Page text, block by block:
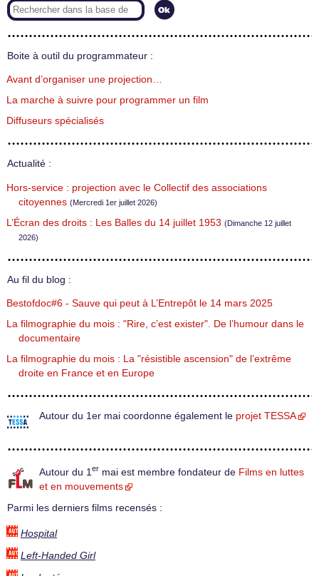
Boite à outil du programmateur :
Avant d’organiser une projection…
La marche à suivre pour programmer un film
Diffuseurs spécialisés
Actualité :
Hors-service : projection avec le Collectif des associations
citoyennes (Mercredi 1er juillet 2026)
L’Écran des droits : Les Balles du 14 juillet 1953 (Dimanche 12 juillet
2026)
Au fil du blog :
Bestofdoc#6 - Sauve qui peut à L’Entrepôt le 14 mars 2025
La filmographie du mois : "Rire, c’est exister". De l’humour dans le
documentaire
La filmographie du mois : La "résistible ascension" de l’extrême
droite en France et en Europe
Autour du 1er mai coordonne également le projet TESSA
Autour du 1 er mai est membre fondateur de Films en luttes
et en mouvements
Parmi les derniers films recensés :
Hospital
Left-Handed Girl